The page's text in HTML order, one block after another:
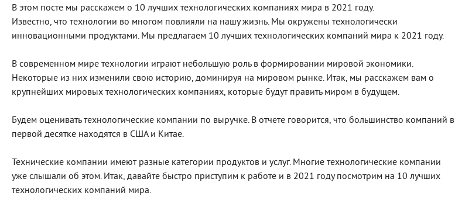
В этом посте мы расскажем о 10 лучших технологических компаниях мира в 2021 году.
Известно, что технологии во многом повлияли на нашу жизнь. Мы окружены технологически
инновационными продуктами. Мы предлагаем 10 лучших технологических компаний мира к 2021 году.
В современном мире технологии играют небольшую роль в формировании мировой экономики.
Некоторые из них изменили свою историю, доминируя на мировом рынке. Итак, мы расскажем вам о
крупнейших мировых технологических компаниях, которые будут править миром в будущем.
Будем оценивать технологические компании по выручке. В отчете говорится, что большинство компаний в
первой десятке находятся в США и Китае.
Технические компании имеют разные категории продуктов и услуг. Многие технологические компании
уже слышали об этом. Итак, давайте быстро приступим к работе и в 2021 году посмотрим на 10 лучших
технологических компаний мира.